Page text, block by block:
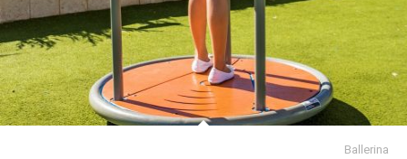
Ballerina